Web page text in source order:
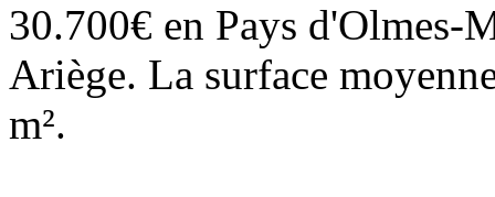
30.700€ en Pays d'Olmes-
Ariège. La surface
m².